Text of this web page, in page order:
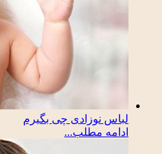
لباس نوزادی چی بگیرم
ادامه مطلب...